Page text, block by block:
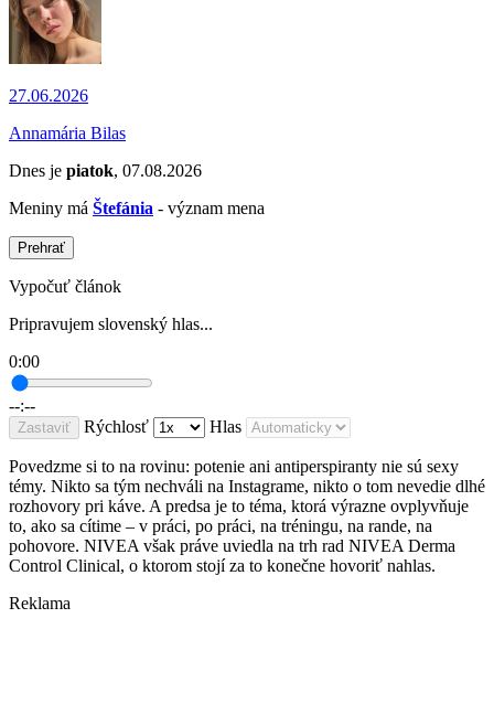
27.06.2026
Annamária Bilas
Dnes je piatok, 07.08.2026
Meniny má Štefánia - význam mena
Prehrať
Vypočuť článok
Pripravujem slovenský hlas...
0:00
--:--
Zastaviť Rýchlosť Hlas
Povedzme si to na rovinu: potenie ani antiperspiranty nie sú sexy
témy. Nikto sa tým nechváli na Instagrame, nikto o tom nevedie dlhé
rozhovory pri káve. A predsa je to téma, ktorá výrazne ovplyvňuje
to, ako sa cítime – v práci, po práci, na tréningu, na rande, na
pohovore. NIVEA však práve uviedla na trh rad NIVEA Derma
Control Clinical, o ktorom stojí za to konečne hovoriť nahlas.
Reklama